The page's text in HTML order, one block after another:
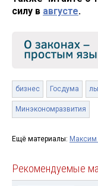
силу в августе.
бизнес Госдума
Минэкономразвития
Ещё материалы: Максим
Рекомендуемые